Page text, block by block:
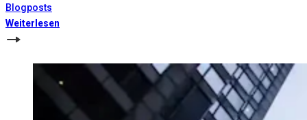
Blogposts
Weiterlesen